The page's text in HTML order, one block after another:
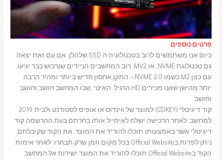
פרטים נוספים
כיום אנו משתמשים לרוב בטכנולוגיה ה SSD שלהלן, אם עם זאת יצאה
גם טכנולוגת NVME, או MV2, רוב המחשבים הניידים שנרכוש כבר יגיעו
עם כונן M2 כשמו NVME 2.0 – התקן אחסון חדיש ביותר ומהיר הרבה
יותר מהישן שאנו מכירים HD הרגיל. האיטי, שבו המחשב חושב וחושב
וחושב
קוד דיגיטלי (CDKEY) למוצר של ווינדוס או אופיס לסטודנט ולבית 2019
למחשב. לאחר הרכישה ישלח לאימייל אותו בחרתם בעת ההרשמה קוד
דיגיטלי אשר באמצעותו תוכלו להוריד את המוצר. את הקוד שקיבלתם
ניתן לפדות בOfficial Website בכל מקום וזמן שרק תבחרו. לאחר אימות
הקוד בOfficial Website תוכלו להוריד את המוצר ישירות אל המחשב